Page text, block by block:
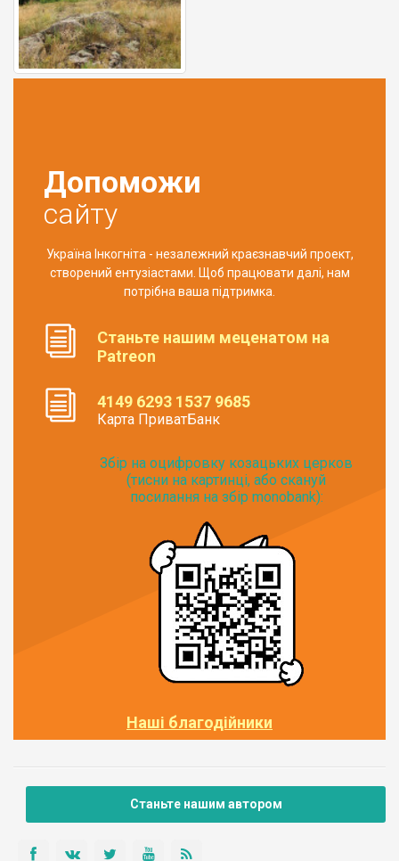
Допоможи
сайту
Україна Інкогніта - незалежний краєзнавчий проект,
створений ентузіастами. Щоб працювати далі, нам
потрібна ваша підтримка.
Станьте нашим меценатом на
Patreon
4149 6293 1537 9685
Карта ПриватБанк
Збір на оцифровку козацьких церков
(тисни на картинці, або скануй
посилання на збір monobank):
Наші благодійники
Станьте нашим автором